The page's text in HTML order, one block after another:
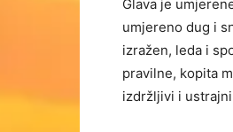
Glava je
umjereno dug i
izražen, leda i
pravilne, kopita
izdržljivi i